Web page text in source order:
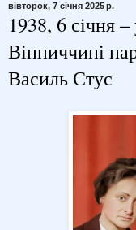
вівторок, 7 січня 2025 р.
1938, 6 січня
Вінниччині
Василь Стус